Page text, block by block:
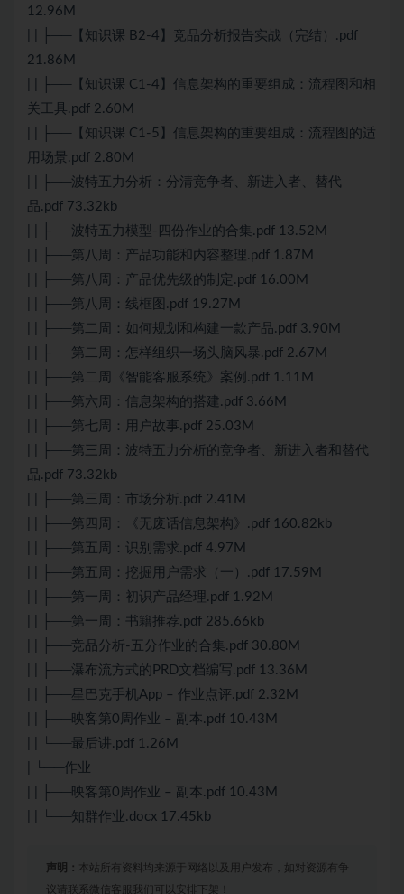
12.96M
| | ├──【知识课 B2-4】竞品分析报告实战（完结）.pdf
21.86M
| | ├──【知识课 C1-4】信息架构的重要组成：流程图和相
关工具.pdf 2.60M
| | ├──【知识课 C1-5】信息架构的重要组成：流程图的适
用场景.pdf 2.80M
| | ├──波特五力分析：分清竞争者、新进入者、替代
品.pdf 73.32kb
| | ├──波特五力模型-四份作业的合集.pdf 13.52M
| | ├──第八周：产品功能和内容整理.pdf 1.87M
| | ├──第八周：产品优先级的制定.pdf 16.00M
| | ├──第八周：线框图.pdf 19.27M
| | ├──第二周：如何规划和构建一款产品.pdf 3.90M
| | ├──第二周：怎样组织一场头脑风暴.pdf 2.67M
| | ├──第二周《智能客服系统》案例.pdf 1.11M
| | ├──第六周：信息架构的搭建.pdf 3.66M
| | ├──第七周：用户故事.pdf 25.03M
| | ├──第三周：波特五力分析的竞争者、新进入者和替代
品.pdf 73.32kb
| | ├──第三周：市场分析.pdf 2.41M
| | ├──第四周：《无废话信息架构》.pdf 160.82kb
| | ├──第五周：识别需求.pdf 4.97M
| | ├──第五周：挖掘用户需求（一）.pdf 17.59M
| | ├──第一周：初识产品经理.pdf 1.92M
| | ├──第一周：书籍推荐.pdf 285.66kb
| | ├──竞品分析-五分作业的合集.pdf 30.80M
| | ├──瀑布流方式的PRD文档编写.pdf 13.36M
| | ├──星巴克手机App – 作业点评.pdf 2.32M
| | ├──映客第0周作业 – 副本.pdf 10.43M
| | └──最后讲.pdf 1.26M
| └──作业
| | ├──映客第0周作业 – 副本.pdf 10.43M
| | └──知群作业.docx 17.45kb
声明： 本站所有资料均来源于网络以及用户发布，如对资源有争
议请联系微信客服我们可以安排下架！